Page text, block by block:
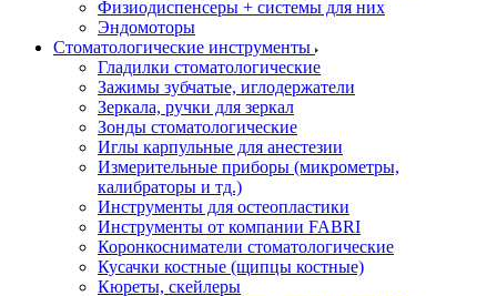
Физиодиспенсеры + системы для них
Эндомоторы
Стоматологические инструменты
Гладилки стоматологические
Зажимы зубчатые, иглодержатели
Зеркала, ручки для зеркал
Зонды стоматологические
Иглы карпульные для анестезии
Измерительные приборы (микрометры,
калибраторы и тд.)
Инструменты для остеопластики
Инструменты от компании FABRI
Коронкосниматели стоматологические
Кусачки костные (щипцы костные)
Кюреты, скейлеры